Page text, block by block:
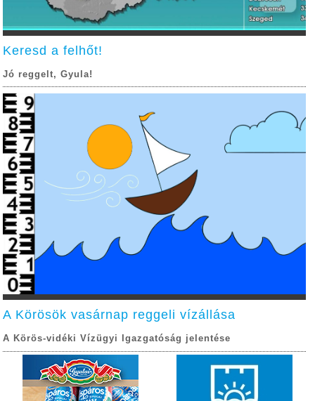
Keresd a felhőt!
Jó reggelt, Gyula!
A Körösök vasárnap reggeli vízállása
A Körös-vidéki Vízügyi Igazgatóság jelentése